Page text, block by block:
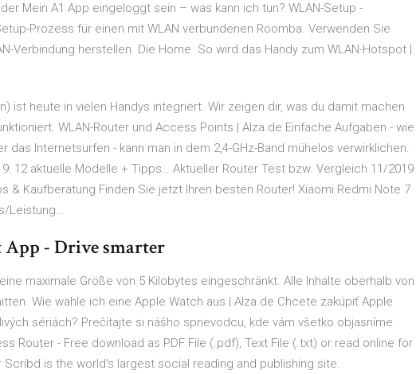
Mein A1 App eingeloggt sein – was kann ich tun? WLAN-Setup -
Prozess für einen mit WLAN verbundenen Roomba. Verwenden Sie
Verbindung herstellen. Die Home So wird das Handy zum WLAN-Hotspot |
ist heute in vielen Handys integriert. Wir zeigen dir, was du damit machen
WLAN-Router und Access Points | Alza.de Einfache Aufgaben - wie
das Internetsurfen - kann man in dem 2,4-GHz-Band mühelos verwirklichen.
12 aktuelle Modelle + Tipps… Aktueller Router Test bzw. Vergleich 11/2019
& Kaufberatung Finden Sie jetzt Ihren besten Router! Xiaomi Redmi Note 7
Leistung…
App - Drive smarter
maximale Größe von 5 Kilobytes eingeschränkt. Alle Inhalte oberhalb von
Wie wähle ich eine Apple Watch aus | Alza.de Chcete zakúpiť Apple
sériách? Prečítajte si nášho sprievodcu, kde vám všetko objasníme.
Router - Free download as PDF File (.pdf), Text File (.txt) or read online for
Scribd is the world's largest social reading and publishing site.